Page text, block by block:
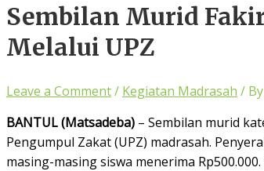
Sembilan Murid
Melalui UPZ
Leave a Comment/ Kegiatan Madrasah / By
BANTUL (Matsadeba) – Sembilan murid
Pengumpul Zakat (UPZ) madrasah.
masing-masing siswa menerima